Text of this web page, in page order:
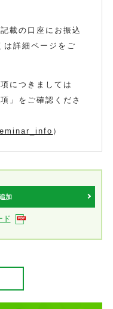
載の口座にお振込
は詳細ページをご
につきましては
」をご確認くださ
）
加
ド